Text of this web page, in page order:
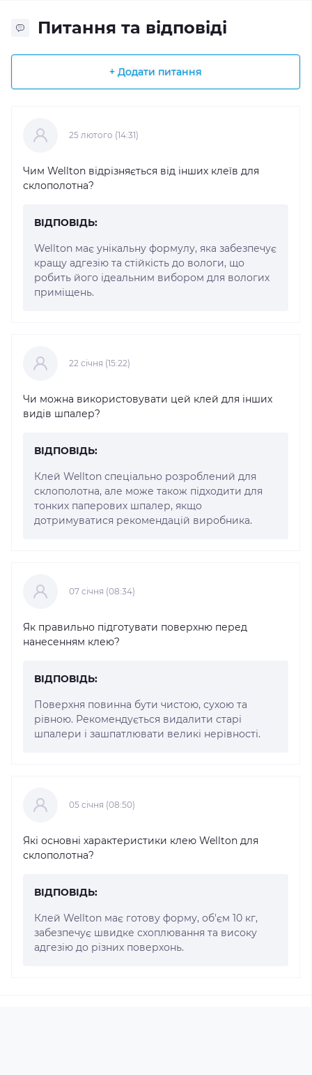
Питання та відповіді
+ Додати питання
25 лютого (14:31)
Чим Wellton відрізняється від інших клеїв для
склополотна?
ВІДПОВІДЬ:
Wellton має унікальну формулу, яка забезпечує
кращу адгезію та стійкість до вологи, що
робить його ідеальним вибором для вологих
приміщень.
22 cічня (15:22)
Чи можна використовувати цей клей для інших
видів шпалер?
ВІДПОВІДЬ:
Клей Wellton спеціально розроблений для
склополотна, але може також підходити для
тонких паперових шпалер, якщо
дотримуватися рекомендацій виробника.
07 cічня (08:34)
Як правильно підготувати поверхню перед
нанесенням клею?
ВІДПОВІДЬ:
Поверхня повинна бути чистою, сухою та
рівною. Рекомендується видалити старі
шпалери і зашпатлювати великі нерівності.
05 cічня (08:50)
Які основні характеристики клею Wellton для
склополотна?
ВІДПОВІДЬ:
Клей Wellton має готову форму, об'єм 10 кг,
забезпечує швидке схоплювання та високу
адгезію до різних поверхонь.